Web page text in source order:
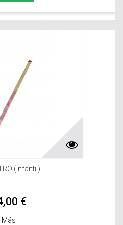
(infantil)
€
Más